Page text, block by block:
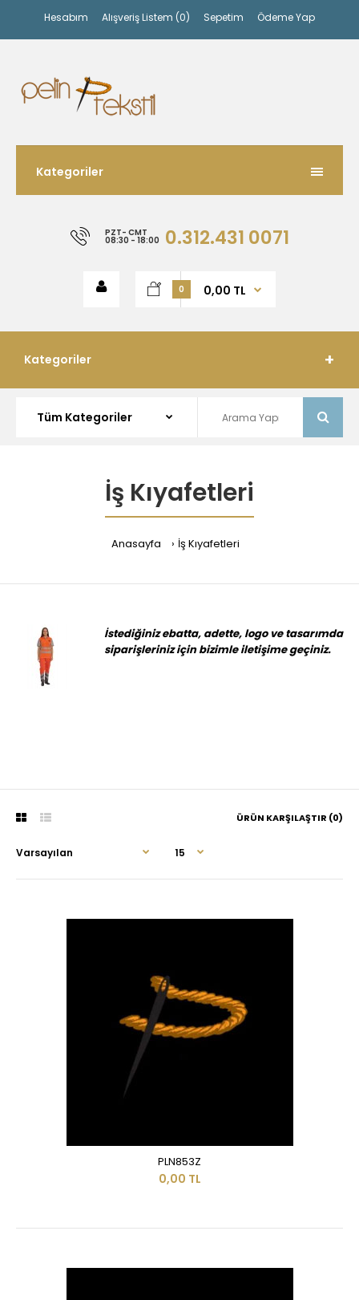
Hesabım Alışveriş Listem (0) Sepetim Ödeme Yap
Kategoriler
PZT- CMT
08:30 - 18:00 0.312.431 0071
0 0,00 TL
Kategoriler
İş Kıyafetleri
Anasayfa İş Kıyafetleri
İstediğiniz ebatta, adette, logo ve tasarımda
siparişleriniz için bizimle iletişime geçiniz.
ÜRÜN KARŞILAŞTIR (0)
PLN853Z
0,00 TL